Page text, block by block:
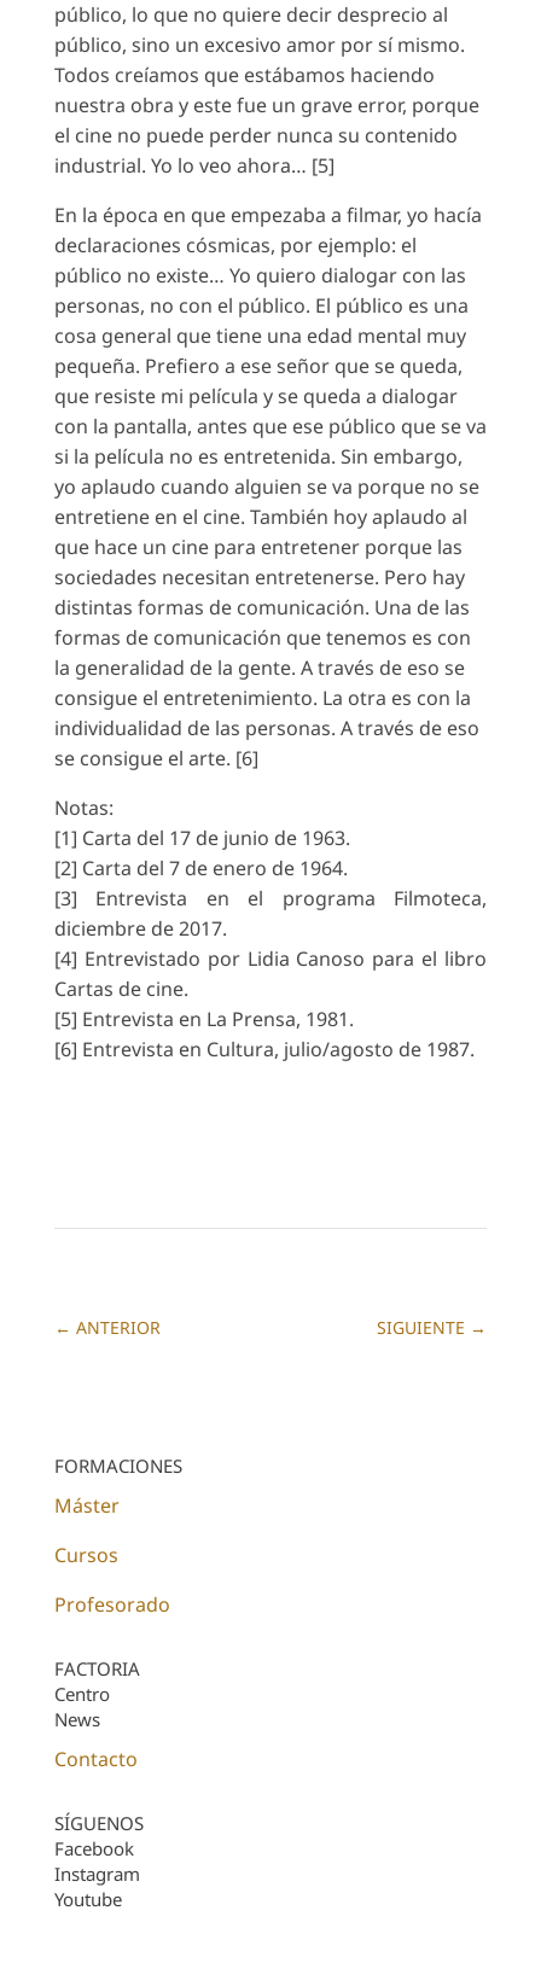
público, lo que no quiere decir desprecio al
público, sino un excesivo amor por sí mismo.
Todos creíamos que estábamos haciendo
nuestra obra y este fue un grave error, porque
el cine no puede perder nunca su contenido
industrial. Yo lo veo ahora… [5]
En la época en que empezaba a filmar, yo hacía
declaraciones cósmicas, por ejemplo: el
público no existe… Yo quiero dialogar con las
personas, no con el público. El público es una
cosa general que tiene una edad mental muy
pequeña. Prefiero a ese señor que se queda,
que resiste mi película y se queda a dialogar
con la pantalla, antes que ese público que se va
si la película no es entretenida. Sin embargo,
yo aplaudo cuando alguien se va porque no se
entretiene en el cine. También hoy aplaudo al
que hace un cine para entretener porque las
sociedades necesitan entretenerse. Pero hay
distintas formas de comunicación. Una de las
formas de comunicación que tenemos es con
la generalidad de la gente. A través de eso se
consigue el entretenimiento. La otra es con la
individualidad de las personas. A través de eso
se consigue el arte. [6]
Notas:
[1] Carta del 17 de junio de 1963.
[2] Carta del 7 de enero de 1964.
[3] Entrevista en el programa Filmoteca,
diciembre de 2017.
[4] Entrevistado por Lidia Canoso para el libro
Cartas de cine.
[5] Entrevista en La Prensa, 1981.
[6] Entrevista en Cultura, julio/agosto de 1987.
← ANTERIOR SIGUIENTE →
FORMACIONES
Máster
Cursos
Profesorado
FACTORIA
Centro
News
Contacto
SÍGUENOS
Facebook
Instagram
Youtube